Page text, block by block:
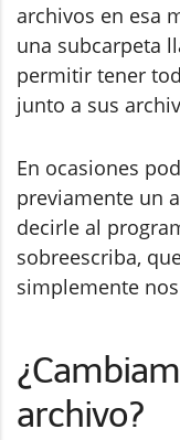
archivos en esa
una subcarpeta
permitir tener
junto a sus
En ocasiones
previamente un
decirle al
sobreescriba,
simplemente
archivo?